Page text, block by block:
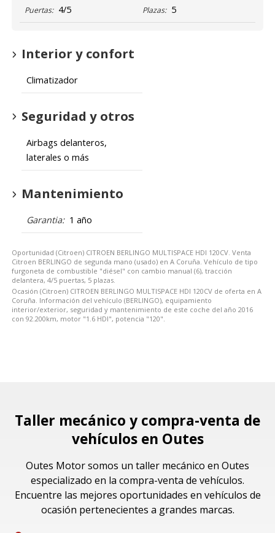
Puertas: 4/5 Plazas: 5
Interior y confort
Climatizador
Seguridad y otros
Airbags delanteros,
laterales o más
Mantenimiento
Garantia: 1 año
Oportunidad (Citroen) CITROEN BERLINGO MULTISPACE HDI 120CV. Venta
Citroen BERLINGO de segunda mano (usado) en A Coruña. Vehículo de tipo
furgoneta de combustible "diésel" con cambio manual (6), tracción
delantera, 4/5 puertas, 5 plazas.
Ocasión (Citroen) CITROEN BERLINGO MULTISPACE HDI 120CV de oferta en A
Coruña. Información del vehículo (BERLINGO), equipamiento
interior/exterior, seguridad y mantenimiento de este coche del año 2016
con 92.200km, motor "1.6 HDI", potencia "120".
Taller mecánico y compra-venta de
vehículos en Outes
Outes Motor somos un taller mecánico en Outes
especializado en la compra-venta de vehículos.
Encuentre las mejores oportunidades en vehículos de
ocasión pertenecientes a grandes marcas.